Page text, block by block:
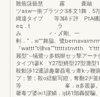
難蕪藷藝慧 霧 嚢融 がタ
ツasw一衝プラツク3本文1舞．
縄違タイプ 等3鋳
eq．t
み ♂・〆剛、一 酵9
剰．“．xi””舞脇、鷺
『wattt“t律va““tttttstnvtth
麗型’∼犠鷺ッ多鶴辮セッ撃アー
タイプt蓼K Y27型鱒型27型灘
鞍動渉12遷諺趣馨贔竜ッ牽kッ鞭
プ；警；鞍o繧艇写鐙，奪翻2ヂ釜
等 峯．a多叢
馨毒ブ婆㈱1謬鱗．ij鋳1階轟髪